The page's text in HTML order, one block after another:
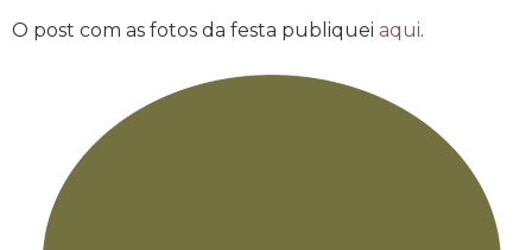
O post com as fotos da festa publiquei aqui.